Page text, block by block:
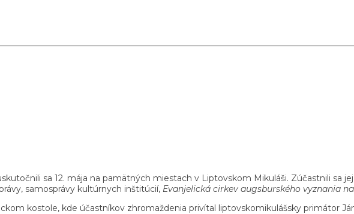
sa 12. mája na pamätných miestach v Liptovskom Mikuláši. Zúčastnili sa
samosprávy kultúrnych inštitúcií, Evanjelická cirkev augsburského vyznania
kostole, kde účastníkov zhromaždenia privítal liptovskomikulášsky primátor